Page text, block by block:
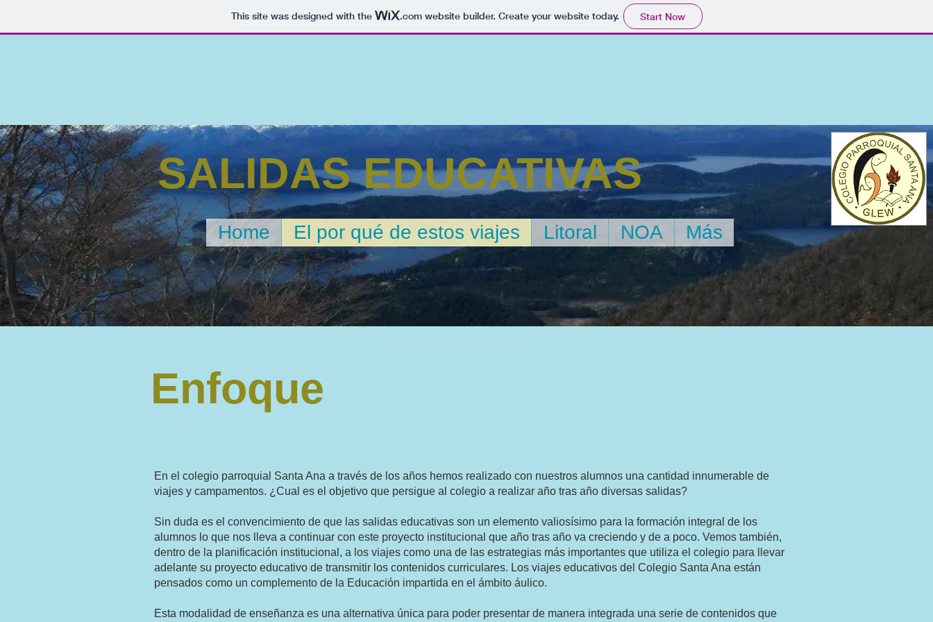
This site was designed with the .comwebsite builder. Create your website today. Start Now
SALIDAS EDUCATIVAS
Home El por qué de estos viajes Litoral NOA Más
Enfoque
En el colegio parroquial Santa Ana a través de los años hemos realizado con nuestros alumnos una cantidad innumerable de
viajes y campamentos. ¿Cual es el objetivo que persigue al colegio a realizar año tras año diversas salidas?
Sin duda es el convencimiento de que las salidas educativas son un elemento valiosísimo para la formación integral de los
alumnos lo que nos lleva a continuar con este proyecto institucional que año tras año va creciendo y de a poco. Vemos también,
dentro de la planificación institucional, a los viajes como una de las estrategias más importantes que utiliza el colegio para llevar
adelante su proyecto educativo de transmitir los contenidos curriculares. Los viajes educativos del Colegio Santa Ana están
pensados como un complemento de la Educación impartida en el ámbito áulico.
Esta modalidad de enseñanza es una alternativa única para poder presentar de manera integrada una serie de contenidos que